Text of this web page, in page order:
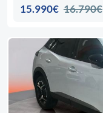
15.990€ 16.790€